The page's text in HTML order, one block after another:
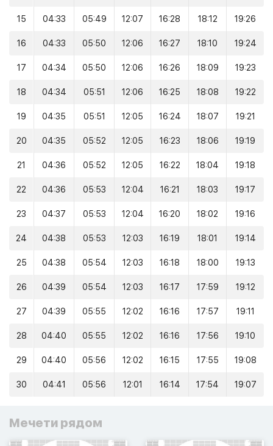
15 04:33 05:49 12:07 16:28 18:12 19:26
16 04:33 05:50 12:06 16:27 18:10 19:24
17 04:34 05:50 12:06 16:26 18:09 19:23
18 04:34 05:51 12:06 16:25 18:08 19:22
19 04:35 05:51 12:05 16:24 18:07 19:21
20 04:35 05:52 12:05 16:23 18:06 19:19
21 04:36 05:52 12:05 16:22 18:04 19:18
22 04:36 05:53 12:04 16:21 18:03 19:17
23 04:37 05:53 12:04 16:20 18:02 19:16
24 04:38 05:53 12:03 16:19 18:01 19:14
25 04:38 05:54 12:03 16:18 18:00 19:13
26 04:39 05:54 12:03 16:17 17:59 19:12
27 04:39 05:55 12:02 16:16 17:57 19:11
28 04:40 05:55 12:02 16:16 17:56 19:10
29 04:40 05:56 12:02 16:15 17:55 19:08
30 04:41 05:56 12:01 16:14 17:54 19:07
Мечети рядом